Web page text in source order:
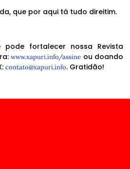
que por aqui tá tudo direitim.
pode fortalecer nossa Revista
www.xapuri.info/assine ou doando
contato@xapuri.info. Gratidão!